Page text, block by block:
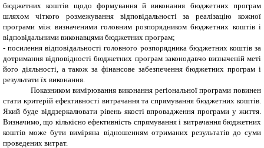
бюджетних коштів щодо формування й виконання бюджетних програм
шляхом чіткого розмежування відповідальності за реалізацію кожної
програми між визначеними головним розпорядником бюджетних коштів і
відповідальними виконавцями бюджетних програм;
- посилення відповідальності головного розпорядника бюджетних коштів за
дотримання відповідності бюджетних програм законодавчо визначеній меті
його діяльності, а також за фінансове забезпечення бюджетних програм і
результати їх виконання.
Показником вимірювання виконання регіональної програми повинен
стати критерій ефективності витрачання та спрямування бюджетних коштів.
Який буде віддзеркалювати рівень якості впровадження програми у життя.
Визначимо, що кількісно ефективність спрямування і витрачання бюджетних
коштів може бути виміряна відношенням отриманих результатів до суми
проведених витрат.